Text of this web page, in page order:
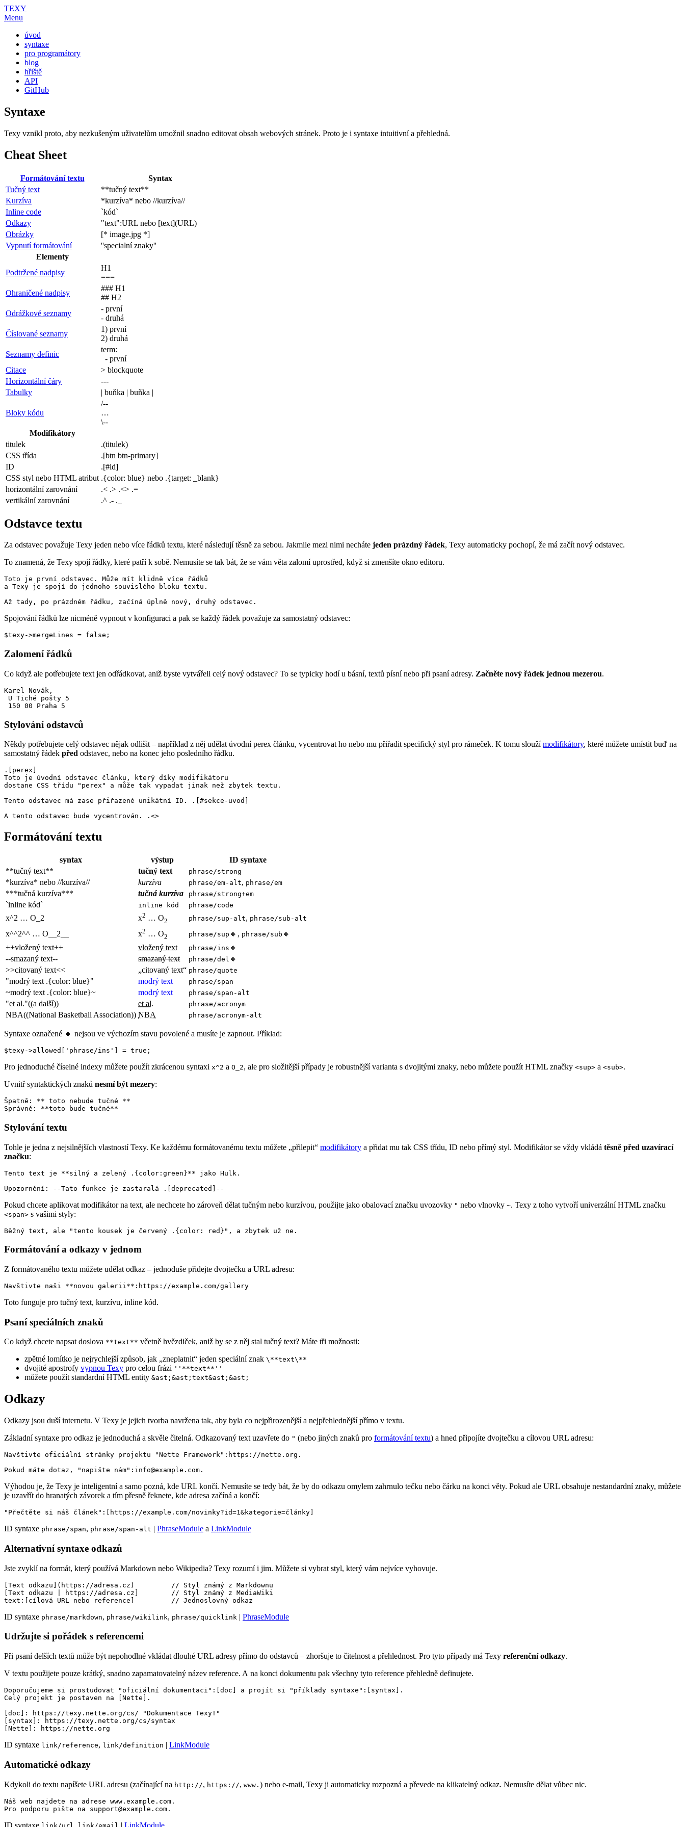
TEXY
Menu
úvod
syntaxe
pro programátory
blog
hřiště
API
GitHub
Syntaxe
Texy vznikl proto, aby nezkušeným uživatelům umožnil snadno editovat obsah webových stránek. Proto je i syntaxe intuitivní a přehledná.
Cheat Sheet
Formátování textu
Syntax
Tučný text
**tučný text**
Kurzíva
*kurzíva* nebo //kurzíva//
Inline code
`kód`
Odkazy
"text":URL nebo [text](URL)
Obrázky
[* image.jpg *]
Vypnutí formátování
''specialní znaky''
Elementy
Podtržené nadpisy
H1
===
Ohraničené nadpisy
### H1
## H2
Odrážkové seznamy
- první
- druhá
Číslované seznamy
1) první
2) druhá
Seznamy definic
term:
- první
Citace
> blockquote
Horizontální čáry
---
Tabulky
| buňka | buňka |
Bloky kódu
/--
…
\--
Modifikátory
titulek
.(titulek)
CSS třída
.[btn btn-primary]
ID
.[#id]
CSS styl nebo HTML atribut .{color: blue} nebo .{target: _blank}
horizontální zarovnání
.< .> .<> .=
vertikální zarovnání
.^ .- ._
Odstavce textu
Za odstavec považuje Texy jeden nebo více řádků textu, které následují těsně za sebou. Jakmile mezi nimi necháte jeden prázdný řádek, Texy automaticky pochopí, že má začít nový odstavec.
To znamená, že Texy spojí řádky, které patří k sobě. Nemusíte se tak bát, že se vám věta zalomí uprostřed, když si zmenšíte okno editoru.
Toto je první odstavec. Může mít klidně více řádků
a Texy je spojí do jednoho souvislého bloku textu.
Spojování řádků lze nicméně vypnout v konfiguraci a pak se každý řádek považuje za samostatný odstavec:
$texy->mergeLines = false;
Zalomení řádků
Co když ale potřebujete text jen odřádkovat, aniž byste vytvářeli celý nový odstavec? To se typicky hodí u básní, textů písní nebo při psaní adresy. Začněte nový řádek jednou mezerou.
Karel Novák,
U Tiché pošty 5
Stylování odstavců
Někdy potřebujete celý odstavec nějak odlišit – například z něj udělat úvodní perex článku, vycentrovat ho nebo mu přiřadit specifický styl pro rámeček. K tomu sloužímodifikátory, které můžete umístit buď na
samostatný řádek před odstavec, nebo na konec jeho posledního řádku.
.[perex]
Toto je úvodní odstavec článku, který díky modifikátoru
dostane CSS třídu "perex" a může tak vypadat jinak než zbytek textu.
Tento odstavec má zase přiřazené unikátní ID. .[#sekce-uvod]
Formátování textu
syntax výstup
ID syntaxe
**tučný text**
tučný text phrase/strong
*kurzíva* nebo //kurzíva// kurzíva phrase/em-alt, phrase/em
***tučná kurzíva*** tučná kurzíva phrase/strong+em
`inline kód` inline kód phrase/code
x^2 … O_2 x2 … O2 phrase/sup-alt, phrase/sub-alt
x^^2^^ … O__2__ x2 … O2 phrase/sup 🔸, phrase/sub 🔸
++vložený text++
vložený text phrase/ins 🔸
--smazaný text--
smazaný text phrase/del 🔸
>>citovaný text<<
citovaný text phrase/quote
"modrý text .{color: blue}" modrý text phrase/span
~modrý text .{color: blue}~ modrý text phrase/span-alt
"et al."((a další)) et al. phrase/acronym
NBA((National Basketball Association)) NBA phrase/acronym-alt
Syntaxe označené 🔸 nejsou ve výchozím stavu povolené a musíte je zapnout. Příklad:
$texy->allowed['phrase/ins'] = true;
Pro jednoduché číselné indexy můžete použít zkrácenou syntaxi x^2 a O_2, ale pro složitější případy je robustnější varianta s dvojitými znaky, nebo můžete použít HTML značky <sup> a <sub>.
Uvnitř syntaktických znaků nesmí být mezery:
Špatně: ** toto nebude tučné **
Stylování textu
Tohle je jedna z nejsilnějších vlastností Texy. Ke každému formátovanému textu můžete „přilepit“ modifikátory a přidat mu tak CSS třídu, ID nebo přímý styl. Modifikátor se vždy vkládá těsně před uzavírací
značku:
Tento text je **silný a zelený .{color:green}** jako Hulk.
Pokud chcete aplikovat modifikátor na text, ale nechcete ho zároveň dělat tučným nebo kurzívou, použijte jako obalovací značku uvozovky " nebo vlnovky ~. Texy z toho vytvoří univerzální HTML značku
<span> s vašimi styly:
Formátování a odkazy v jednom
Z formátovaného textu můžete udělat odkaz – jednoduše přidejte dvojtečku a URL adresu:
Toto funguje pro tučný text, kurzívu, inline kód.
Psaní speciálních znaků
Co když chcete napsat doslova **text** včetně hvězdiček, aniž by se z něj stal tučný text? Máte tři možnosti:
zpětné lomítko je nejrychlejší způsob, jak „zneplatnit“ jeden speciální znak \**text\**
dvojité apostrofy vypnou Texy pro celou frázi ''**text**''
můžete použít standardní HTML entity &ast;&ast;text&ast;&ast;
Odkazy
Odkazy jsou duší internetu. V Texy je jejich tvorba navržena tak, aby byla co nejpřirozenější a nejpřehlednější přímo v textu.
Základní syntaxe pro odkaz je jednoduchá a skvěle čitelná. Odkazovaný text uzavřete do " (nebo jiných znaků pro formátování textu) a hned připojíte dvojtečku a cílovou URL adresu:
Navštivte oficiální stránky projektu "Nette Framework":https://nette.org.
Výhodou je, že Texy je inteligentní a samo pozná, kde URL končí. Nemusíte se tedy bát, že by do odkazu omylem zahrnulo tečku nebo čárku na konci věty. Pokud ale URL obsahuje nestandardní znaky, můžete
je uzavřít do hranatých závorek a tím přesně řeknete, kde adresa začíná a končí:
ID syntaxe phrase/span, phrase/span-alt | PhraseModule a LinkModule
Alternativní syntaxe odkazů
Jste zvyklí na formát, který používá Markdown nebo Wikipedia? Texy rozumí i jim. Můžete si vybrat styl, který vám nejvíce vyhovuje.
[Text odkazu](https://adresa.cz)         // Styl známý z Markdownu
[Text odkazu | https://adresa.cz]        // Styl známý z MediaWiki
ID syntaxe phrase/markdown, phrase/wikilink, phrase/quicklink | PhraseModule
Udržujte si pořádek s referencemi
Při psaní delších textů může být nepohodlné vkládat dlouhé URL adresy přímo do odstavců – zhoršuje to čitelnost a přehlednost. Pro tyto případy má Texy referenční odkazy.
V textu použijete pouze krátký, snadno zapamatovatelný název reference. A na konci dokumentu pak všechny tyto reference přehledně definujete.
Doporučujeme si prostudovat "oficiální dokumentaci":[doc] a projít si "příklady syntaxe":[syntax].
Celý projekt je postaven na [Nette].
​[doc]: https://texy.nette.org/cs/ "Dokumentace Texy!"
​[syntax]: https://texy.nette.org/cs/syntax
ID syntaxe link/reference, link/definition | LinkModule
Automatické odkazy
Kdykoli do textu napíšete URL adresu (začínající na http://, https://, www. ) nebo e-mail, Texy ji automaticky rozpozná a převede na klikatelný odkaz. Nemusíte dělat vůbec nic.
Náš web najdete na adrese www.example.com.
ID syntaxe | LinkModule